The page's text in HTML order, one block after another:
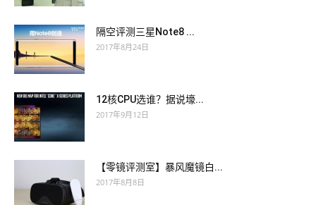
隔空评测三星Note8 ...
2017年8月24日
12核CPU选谁？据说壕...
2017年9月12日
【零镜评测室】暴风魔镜白...
2017年8月8日